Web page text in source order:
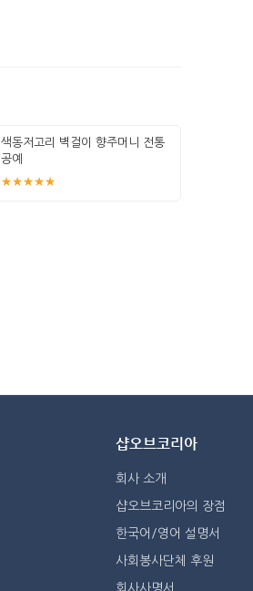
색동저고리 벽걸이 향주머니 전통
공예
★★★★★
샵오브코리아
회사 소개
샵오브코리아의 장점
한국어/영어 설명서
사회봉사단체 후원
회사사명서